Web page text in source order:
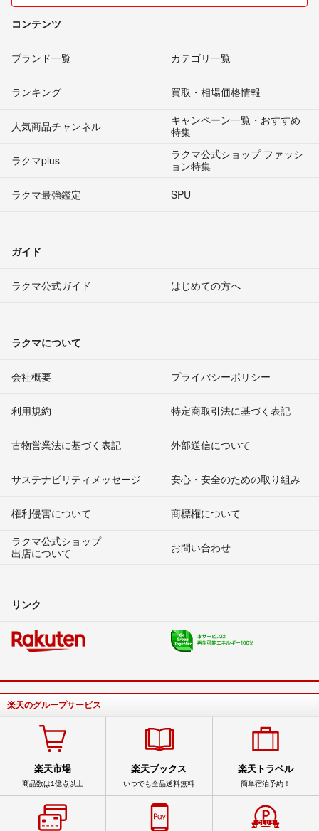
コンテンツ
ブランド一覧 カテゴリ一覧
ランキング 買取・相場価格情報
人気商品チャンネル
キャンペーン一覧・おすすめ
特集
ラクマplus
ラクマ公式ショップ ファッシ
ョン特集
ラクマ最強鑑定
SPU
ガイド
ラクマ公式ガイド はじめての方へ
ラクマについて
会社概要 プライバシーポリシー
利用規約 特定商取引法に基づく表記
古物営業法に基づく表記 外部送信について
サステナビリティメッセージ 安心・安全のための取り組み
権利侵害について
商標権について
ラクマ公式ショップ
出店について
お問い合わせ
リンク
楽天のグループサービス
楽天市場
商品数は1億点以上
楽天ブックス
いつでも全品送料無料
楽天トラベル
簡単宿泊予約！